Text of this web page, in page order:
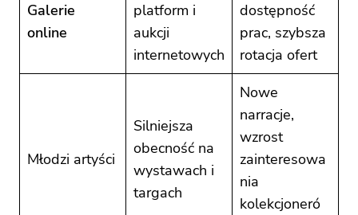
Galerie
online
platform i
aukcji
internetowych
dostępność
prac, szybsza
rotacja ofert
Młodzi artyści
Silniejsza
obecność na
wystawach i
targach
Nowe
narracje,
wzrost
zainteresowa
nia
kolekcjoneró